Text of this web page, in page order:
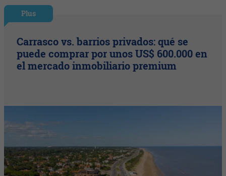
Plus
Carrasco vs. barrios privados: qué se
puede comprar por unos US$ 600.000 en
el mercado inmobiliario premium